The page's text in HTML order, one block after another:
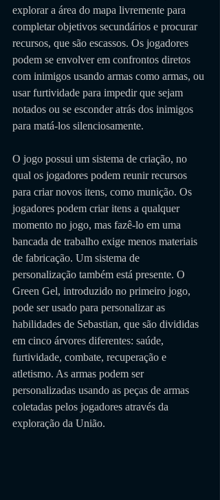
explorar a área do mapa livremente para
completar objetivos secundários e procurar
recursos, que são escassos. Os jogadores
podem se envolver em confrontos diretos
com inimigos usando armas como armas, ou
usar furtividade para impedir que sejam
notados ou se esconder atrás dos inimigos
para matá-los silenciosamente.
O jogo possui um sistema de criação, no
qual os jogadores podem reunir recursos
para criar novos itens, como munição. Os
jogadores podem criar itens a qualquer
momento no jogo, mas fazê-lo em uma
bancada de trabalho exige menos materiais
de fabricação. Um sistema de
personalização também está presente. O
Green Gel, introduzido no primeiro jogo,
pode ser usado para personalizar as
habilidades de Sebastian, que são divididas
em cinco árvores diferentes: saúde,
furtividade, combate, recuperação e
atletismo. As armas podem ser
personalizadas usando as peças de armas
coletadas pelos jogadores através da
exploração da União.